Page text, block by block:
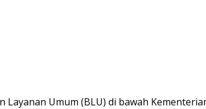
Umum (BLU) di bawah